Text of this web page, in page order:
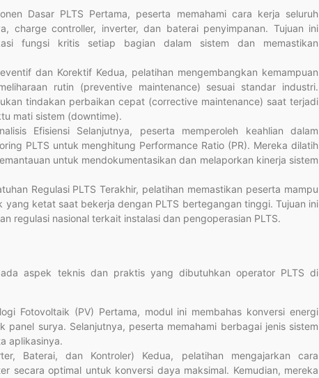
Dasar PLTS Pertama, peserta memahami cara kerja seluruh
charge controller, inverter, dan baterai penyimpanan. Tujuan ini
fungsi kritis setiap bagian dalam sistem dan memastikan
dan Korektif Kedua, pelatihan mengembangkan kemampuan
rutin (preventive maintenance) sesuai standar industri.
tindakan perbaikan cepat (corrective maintenance) saat terjadi
mati sistem (downtime).
Efisiensi Selanjutnya, peserta memperoleh keahlian dalam
PLTS untuk menghitung Performance Ratio (PR). Mereka dilatih
untuk mendokumentasikan dan melaporkan kinerja sistem
Regulasi PLTS Terakhir, pelatihan memastikan peserta mampu
yang ketat saat bekerja dengan PLTS bertegangan tinggi. Tujuan ini
regulasi nasional terkait instalasi dan pengoperasian PLTS.
aspek teknis dan praktis yang dibutuhkan operator PLTS di
Fotovoltaik (PV) Pertama, modul ini membahas konversi energi
panel surya. Selanjutnya, peserta memahami berbagai jenis sistem
aplikasinya.
Baterai, dan Kontroler) Kedua, pelatihan mengajarkan cara
secara optimal untuk konversi daya maksimal. Kemudian, mereka